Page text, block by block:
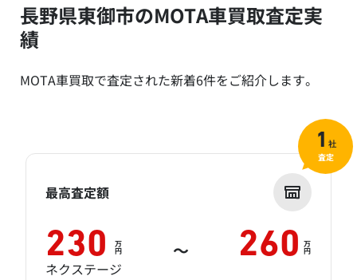
長野県東御市のMOTA車買取査定実
績
MOTA車買取で査定された新着6件をご紹介します。
最高査定額
230 万
円 ～ 260 万
円
ネクステージ
1 社
査定